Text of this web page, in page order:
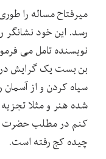
میرفتاح مساله را
رسد. این خود
نویسنده تامل می
بن بست یک گرایش
سیاه کردن و از
شده هنر و مثلا
کنم در مطلب حضرت
چیده کج رفته است.